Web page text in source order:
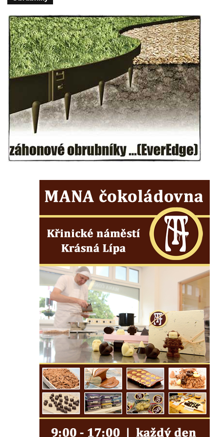
Mikulášovicích
Kříž na louce v horních Mikulášovicích
Posteltův kříž naproti domu ev.č. 29 v
Mikulášovicích
Kříž Neubaukreuz u domu čp. 698 v
Mikulášovicích
Kříž manželů Endlerových u továrního
objektu v Mikulášovicích
Kříž u silnice východně od Mikulášovic
Meyerův kříž východně od Mikulášovic
Kříž u rozcestí k větrnému mlýnu Světlík v
Kříž u domu čp. 1016 v Mikulášovicích
Mikulášovicích
Kříž Ließnerových naproti Mikovu v
Mikulášovicích
Kříž u Mikulášovického potoka poblíž
Mikovu v Mikulášovicích
Lissnerův kříž u domu čp. 39 v
Mikulášovicích
Hampelův kříž u bývalých kasáren v
Mikulášovicích
Marchnerův (Zelený) kříž naproti domu čp.
35 v Mikulášovicích
Schneiderův kříž před domem čp. 55 v
Mikulášovicích
Kříž na Kostelní stezce v Mikulášovicích
Maazův kříž na Kostelní stezce v